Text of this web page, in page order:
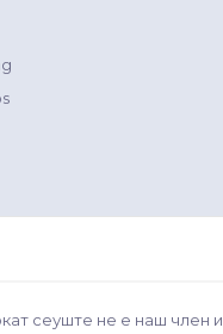
сеуште не е наш член